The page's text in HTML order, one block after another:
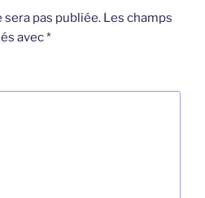
pas publiée. Les champs
avec*